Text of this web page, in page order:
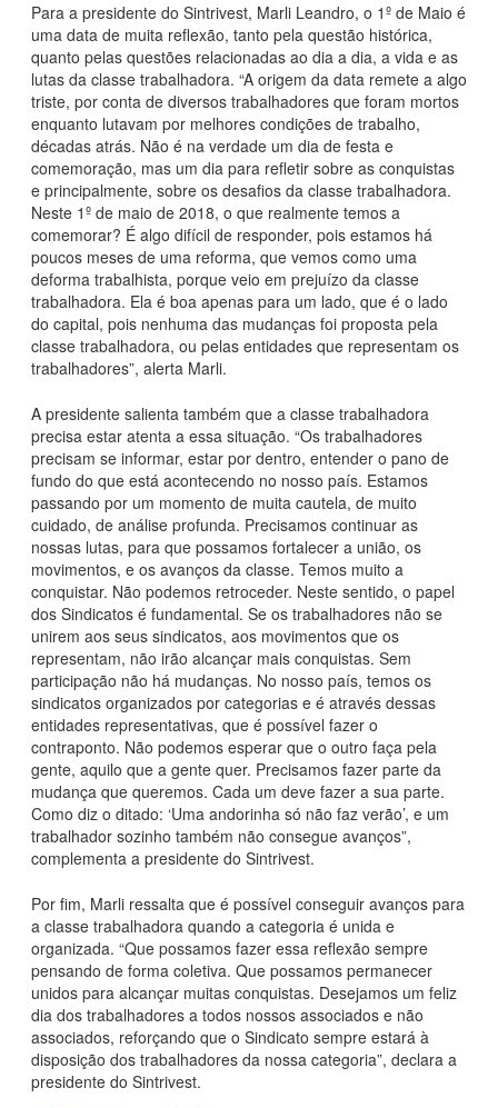
Para a presidente do Sintrivest, Marli Leandro, o 1º de Maio é
uma data de muita reflexão, tanto pela questão histórica,
quanto pelas questões relacionadas ao dia a dia, a vida e as
lutas da classe trabalhadora. “A origem da data remete a algo
triste, por conta de diversos trabalhadores que foram mortos
enquanto lutavam por melhores condições de trabalho,
décadas atrás. Não é na verdade um dia de festa e
comemoração, mas um dia para refletir sobre as conquistas
e principalmente, sobre os desafios da classe trabalhadora.
Neste 1º de maio de 2018, o que realmente temos a
comemorar? É algo difícil de responder, pois estamos há
poucos meses de uma reforma, que vemos como uma
deforma trabalhista, porque veio em prejuízo da classe
trabalhadora. Ela é boa apenas para um lado, que é o lado
do capital, pois nenhuma das mudanças foi proposta pela
classe trabalhadora, ou pelas entidades que representam os
trabalhadores”, alerta Marli.
A presidente salienta também que a classe trabalhadora
precisa estar atenta a essa situação. “Os trabalhadores
precisam se informar, estar por dentro, entender o pano de
fundo do que está acontecendo no nosso país. Estamos
passando por um momento de muita cautela, de muito
cuidado, de análise profunda. Precisamos continuar as
nossas lutas, para que possamos fortalecer a união, os
movimentos, e os avanços da classe. Temos muito a
conquistar. Não podemos retroceder. Neste sentido, o papel
dos Sindicatos é fundamental. Se os trabalhadores não se
unirem aos seus sindicatos, aos movimentos que os
representam, não irão alcançar mais conquistas. Sem
participação não há mudanças. No nosso país, temos os
sindicatos organizados por categorias e é através dessas
entidades representativas, que é possível fazer o
contraponto. Não podemos esperar que o outro faça pela
gente, aquilo que a gente quer. Precisamos fazer parte da
mudança que queremos. Cada um deve fazer a sua parte.
Como diz o ditado: ‘Uma andorinha só não faz verão’, e um
trabalhador sozinho também não consegue avanços”,
complementa a presidente do Sintrivest.
Por fim, Marli ressalta que é possível conseguir avanços para
a classe trabalhadora quando a categoria é unida e
organizada. “Que possamos fazer essa reflexão sempre
pensando de forma coletiva. Que possamos permanecer
unidos para alcançar muitas conquistas. Desejamos um feliz
dia dos trabalhadores a todos nossos associados e não
associados, reforçando que o Sindicato sempre estará à
disposição dos trabalhadores da nossa categoria”, declara a
presidente do Sintrivest.